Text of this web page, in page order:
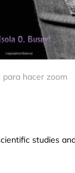
para hacer zoom
studies